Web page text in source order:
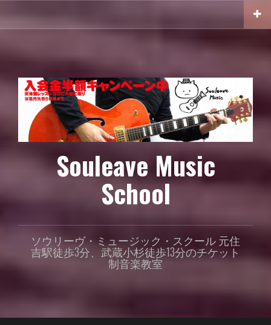
テ
Souleave Music
School
ソウリーヴ・ミュージック・スクール 元住
吉駅徒歩3分、武蔵小杉徒歩13分のチケット
制音楽教室